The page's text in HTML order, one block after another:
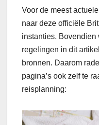
Voor de meest
naar deze officiële
instanties.
regelingen in dit
bronnen. Daarom
pagina’s ook zelf te
reisplanning: